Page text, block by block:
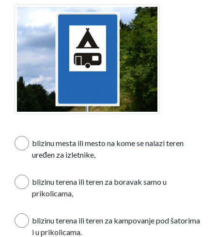
blizinu mesta ili mesto na kome se nalazi teren
uređen za izletnike,
blizinu terena ili teren za boravak samo u
prikolicama,
blizinu terena ili teren za kampovanje pod šatorima
i u prikolicama.